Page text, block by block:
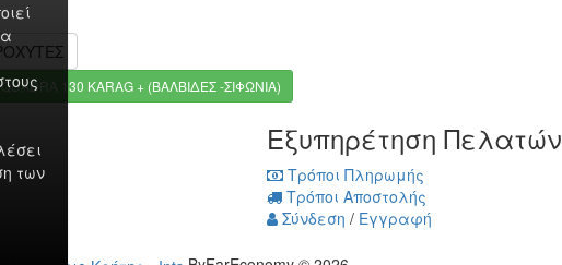
130 KARAG + (ΒΑΛΒΙΔΕΣ -ΣΙΦΩΝΙΑ)
Εξυπηρέτηση Πελατών
Τρόποι Πληρωμής
Τρόποι Αποστολής
Σύνδεση / Εγγραφή
των